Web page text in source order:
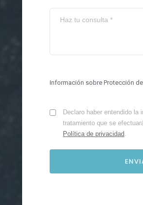
Información sobre Protección
Declaro haber entendido la
tratamiento que se
Política de privacidad.